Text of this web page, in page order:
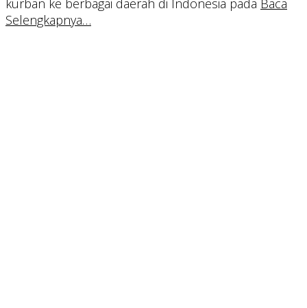
kurban ke berbagai daerah di Indonesia pada Baca
Selengkapnya…